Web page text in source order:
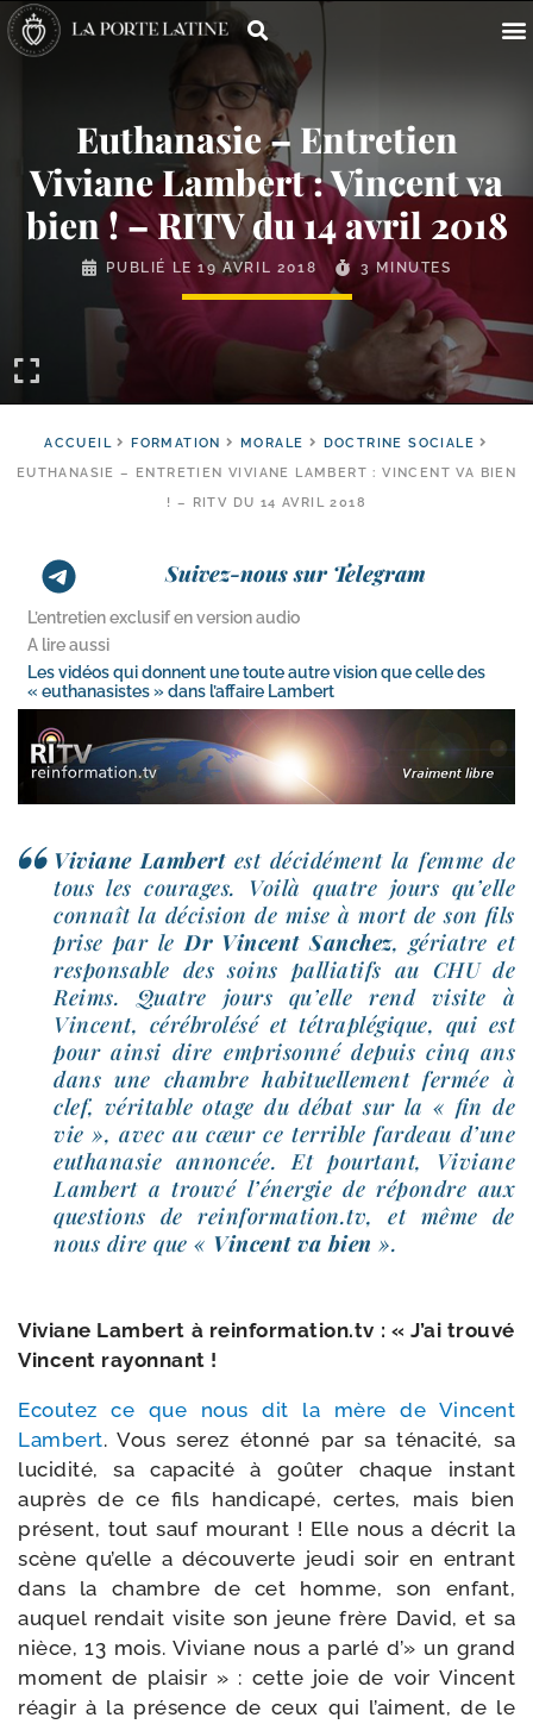
Euthanasie – Entretien
Viviane Lambert : Vincent va
bien ! – RITV du 14 avril 2018
PUBLIÉ LE19 AVRIL 2018 3 MINUTES
ACCUEIL FORMATION MORALE
DOCTRINE SOCIALE
EUTHANASIE – ENTRETIEN VIVIANE LAMBERT : VINCENT VA BIEN
! – RITV DU 14 AVRIL 2018
Suivez-nous sur Telegram
L’entretien exclusif en version audio
A lire aussi
Les vidéos qui donnent une toute autre vision que celle des
« euthanasistes » dans l’affaire Lambert
Viviane Lambertest déci­dé­ment la femme de
tous les cou­rages. Voilà quatre jours qu’elle
connaît la déci­sion de mise à mort de son fils
prise par leDr Vincent Sanchez, gériatre et
res­pon­sable des soins pal­lia­tifs au CHU de
Reims. Quatre jours qu’elle rend visite à
Vincent, céré­bro­lé­sé et tétra­plé­gique, qui est
pour ain­si dire empri­son­né depuis cinq ans
dans une chambre habi­tuel­le­ment fer­mée à
clef, véri­table otage du débat sur la « fin de
vie », avec au cœur ce ter­rible far­deau d’une
eutha­na­sie annon­cée. Et pour­tant, Viviane
Lambert a trou­vé l’éner­gie de répondre aux
ques­tions de rein​for​ma​tion​.tv, et même de
nous dire que « Vincent va bien ».
Viviane Lambert à rein​for​ma​tion​.tv : « J’ai trou­vé
Vincent rayonnant !
Ecoutez ce que nous dit la mère de Vincent
Lambert. Vous serez éton­né par sa téna­ci­té, sa
luci­di­té, sa capa­ci­té à goû­ter chaque ins­tant
auprès de ce fils han­di­ca­pé, certes, mais bien
pré­sent, tout sauf mou­rant ! Elle nous a décrit la
scène qu’elle a décou­verte jeu­di soir en entrant
dans la chambre de cet homme, son enfant,
auquel ren­dait visite son jeune frère David, et sa
nièce, 13 mois. Viviane nous a par­lé d’» un grand
moment de plai­sir » : cette joie de voir Vincent
réagir à la pré­sence de ceux qui l’aiment, de le